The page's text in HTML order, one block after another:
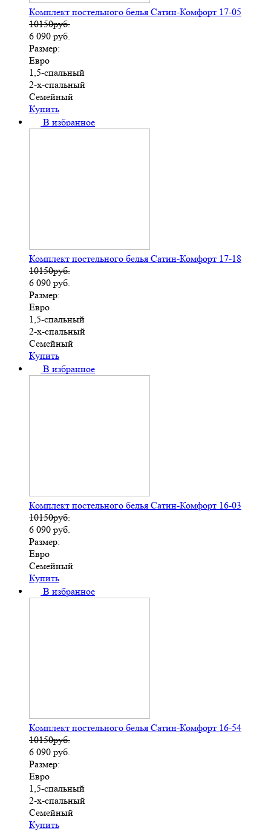
Комплект постельного белья Сатин-Комфорт 17-05
10150руб.
6 090 руб.
Размер:
Евро
1,5-спальный
2-х-спальный
Семейный
Купить
В избранное
Комплект постельного белья Сатин-Комфорт 17-18
10150руб.
6 090 руб.
Размер:
Евро
1,5-спальный
2-х-спальный
Семейный
Купить
В избранное
Комплект постельного белья Сатин-Комфорт 16-03
10150руб.
6 090 руб.
Размер:
Евро
Семейный
Купить
В избранное
Комплект постельного белья Сатин-Комфорт 16-54
10150руб.
6 090 руб.
Размер:
Евро
1,5-спальный
2-х-спальный
Семейный
Купить